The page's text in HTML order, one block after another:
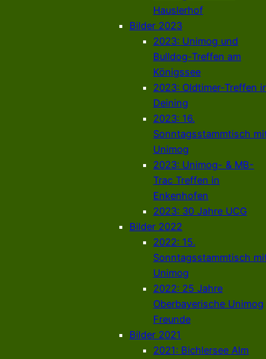
Hauslerhof
Bilder 2023
2023: Unimog und
Bulldog-Treffen am
Königssee
2023: Oldtimer-Treffen
Deining
2023: 16.
Sonntagsstammtisch
Unimog
2023: Unimog- & MB-
Trac Treffen in
Enkenhofen
2023: 30 Jahre UCG
Bilder 2022
2022: 15.
Sonntagsstammtisch
Unimog
2022: 25 Jahre
Oberbayerische Unimog
Freunde
Bilder 2021
2021: Bichlersee Alm